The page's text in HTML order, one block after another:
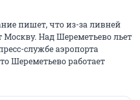
пишет, что из-за ливней
Москву. Над Шереметьево льет
службе аэропорта
Шереметьево работает